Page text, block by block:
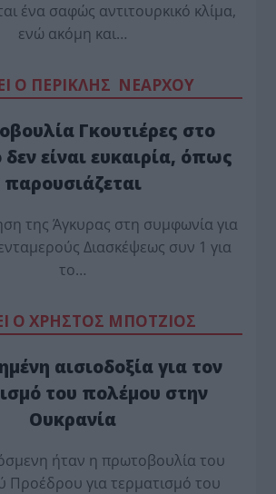
ένα σαφώς αντιτουρκικό κλίμα,
ενώ ακόμη και…
Ο ΠΕΡΙΚΛΗΣ ΝΕΑΡΧΟΥ
Γκουτιέρες στο
είναι ευκαιρία, όπως
παρουσιάζεται
της Άγκυρας στη συμφωνία για
Διασκέψεως συν 1 για
το…
Ο ΧΡΗΣΤΟΣ ΜΠΟΤΖΙΟΣ
αισιοδοξία για τον
του πολέμου στην
Ουκρανία
ήταν η πρωτοβουλία του
Προέδρου για τερματισμό του